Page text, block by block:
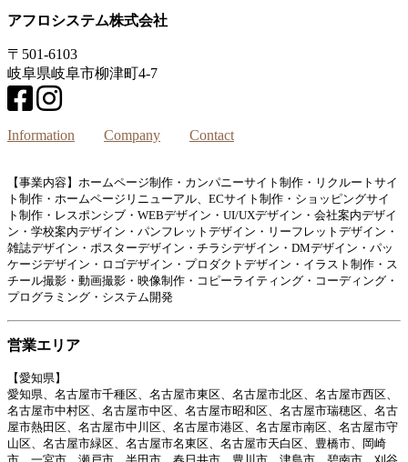
アフロシステム株式会社
〒501-6103
岐阜県岐阜市柳津町4-7
Information Company Contact
【事業内容】ホームページ制作・カンパニーサイト制作・リクルートサイ
ト制作・ホームページリニューアル、ECサイト制作・ショッピングサイ
ト制作・レスポンシブ・WEBデザイン・UI/UXデザイン・会社案内デザイ
ン・学校案内デザイン・パンフレットデザイン・リーフレットデザイン・
雑誌デザイン・ポスターデザイン・チラシデザイン・DMデザイン・パッ
ケージデザイン・ロゴデザイン・プロダクトデザイン・イラスト制作・ス
チール撮影・動画撮影・映像制作・コピーライティング・コーディング・
プログラミング・システム開発
営業エリア
【愛知県】
愛知県、名古屋市千種区、名古屋市東区、名古屋市北区、名古屋市西区、
名古屋市中村区、名古屋市中区、名古屋市昭和区、名古屋市瑞穂区、名古
屋市熱田区、名古屋市中川区、名古屋市港区、名古屋市南区、名古屋市守
山区、名古屋市緑区、名古屋市名東区、名古屋市天白区、豊橋市、岡崎